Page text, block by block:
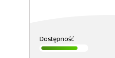
Dostępność